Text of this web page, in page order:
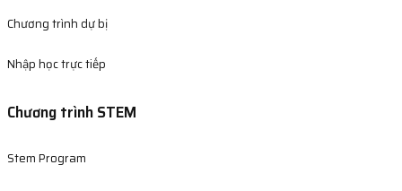
Chương trình dự bị
Nhập học trực tiếp
Chương trình STEM
Stem Program